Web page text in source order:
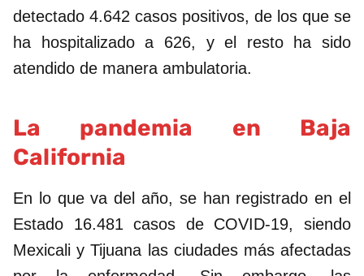
detectado 4.642 casos positivos, de los que se
ha hospitalizado a 626, y el resto ha sido
atendido de manera ambulatoria.
La pandemia en Baja
California
En lo que va del año, se han registrado en el
Estado 16.481 casos de COVID-19, siendo
Mexicali y Tijuana las ciudades más afectadas